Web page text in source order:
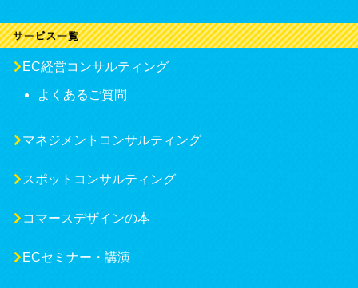
EC経営コンサルティング
よくあるご質問
マネジメントコンサルティング
スポットコンサルティング
コマースデザインの本
ECセミナー・講演